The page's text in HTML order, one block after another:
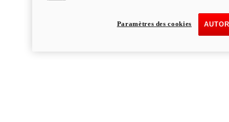
Paramètres des cookies